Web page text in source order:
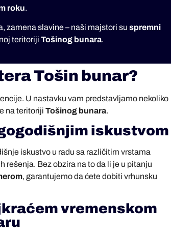
roku.
zamena slavine – naši majstori su spremni
teritoriji Tošinog bunara.
Tošin bunar?
U nastavku vam predstavljamo nekoliko
na teritoriji Tošinog bunara.
iskustvom
iskustvo u radu sa različitim vrstama
Bez obzira na to da li je u pitanju
, garantujemo da ćete dobiti vrhunsku
vremenskom